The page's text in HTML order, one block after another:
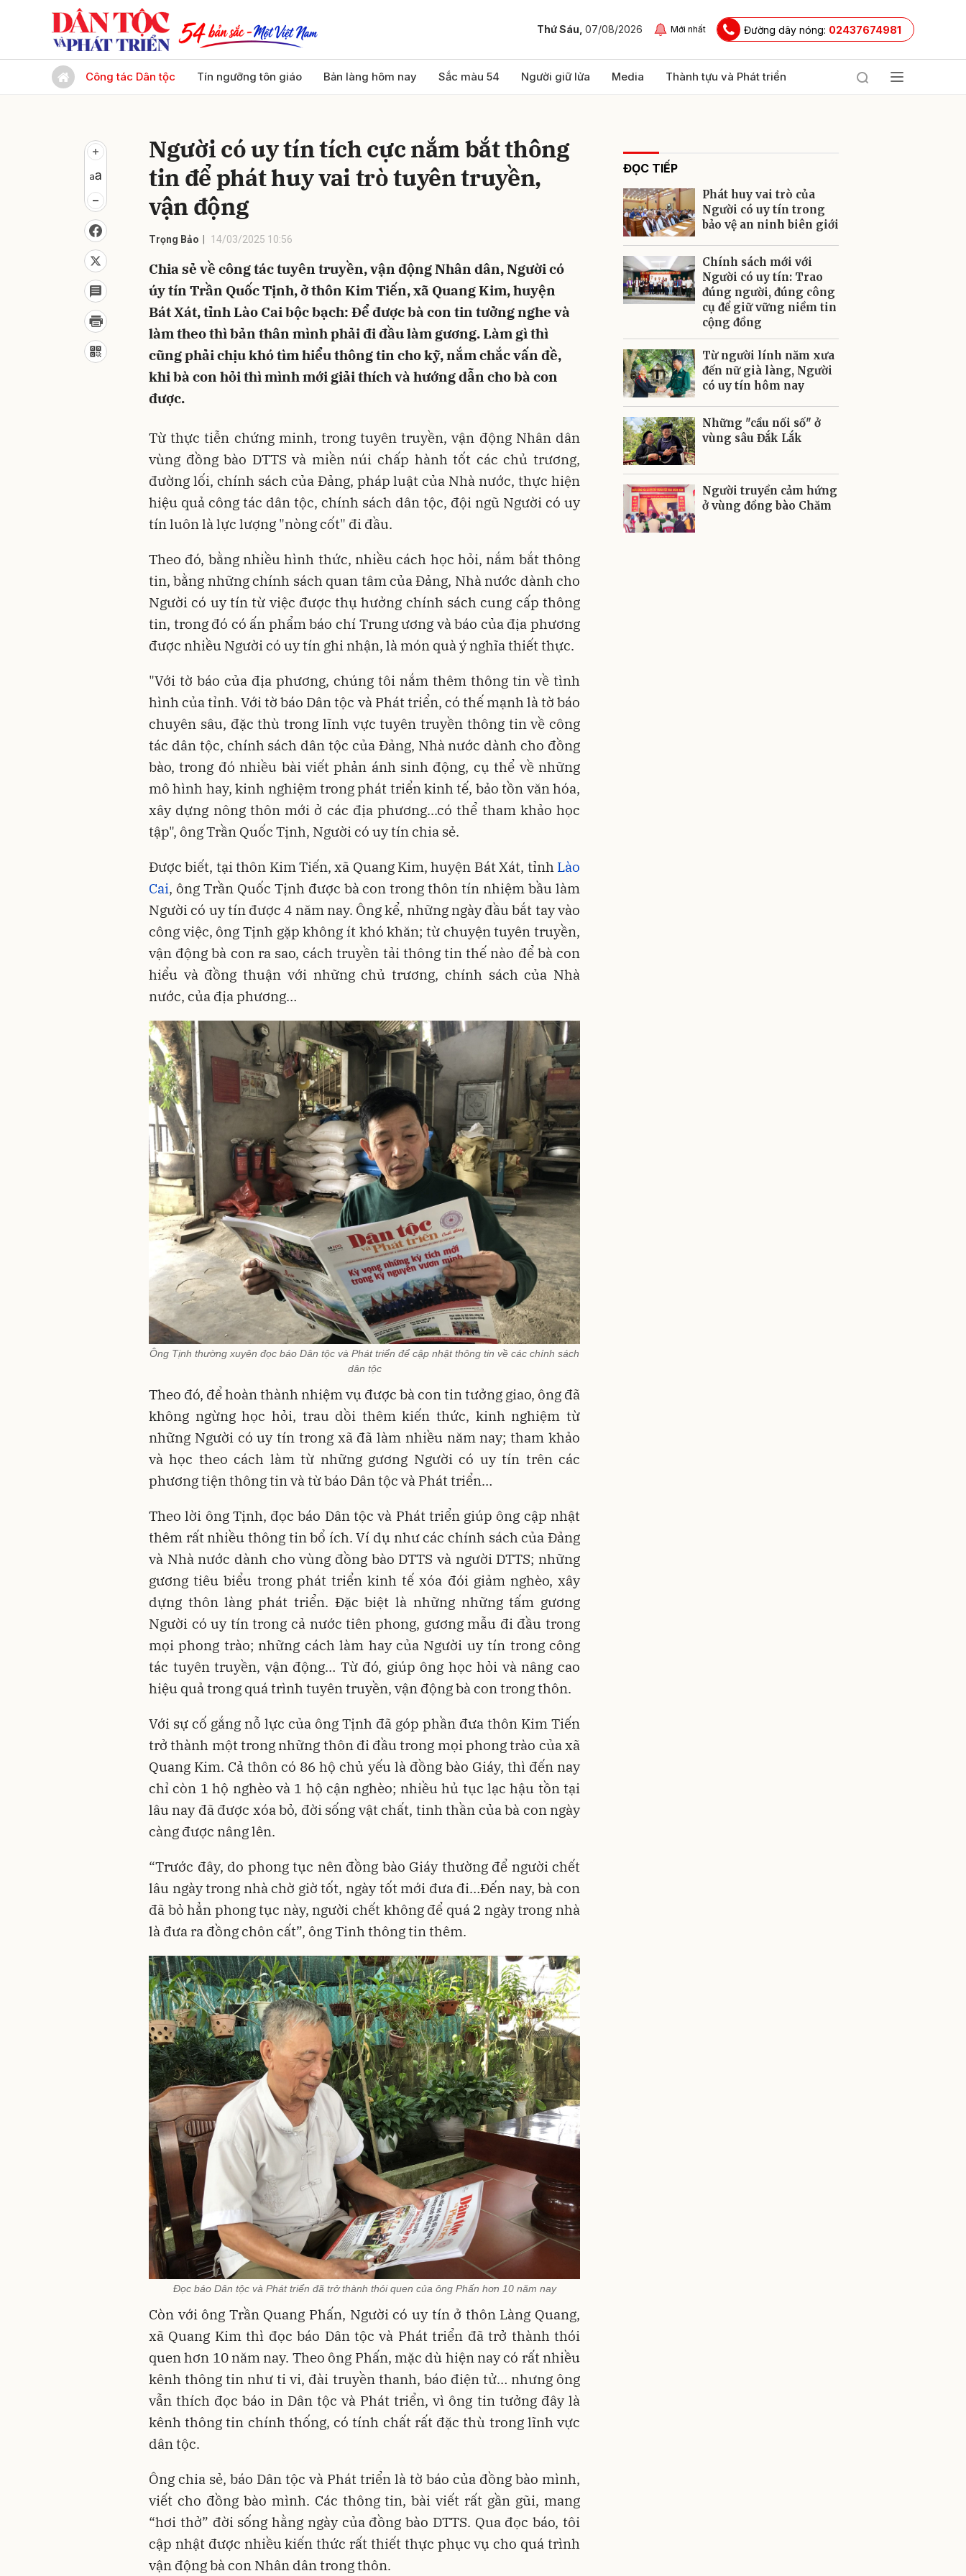
Thứ Sáu, 07/08/2026 Mới nhất Đường dây nóng: 02437674981
Công tác Dân tộc Tín ngưỡng tôn giáo Bản làng hôm nay Sắc màu 54 Người giữ lửa Media Thành tựu và Phát triển
Người có uy tín tích cực nắm bắt thông
tin để phát huy vai trò tuyên truyền,
vận động
Trọng Bảo 14/03/2025 10:56
Chia sẻ về công tác tuyên truyền, vận động Nhân dân, Người có
úy tín Trần Quốc Tịnh, ở thôn Kim Tiến, xã Quang Kim, huyện
Bát Xát, tỉnh Lào Cai bộc bạch: Để được bà con tin tưởng nghe và
làm theo thì bản thân mình phải đi đầu làm gương. Làm gì thì
cũng phải chịu khó tìm hiểu thông tin cho kỹ, nắm chắc vấn đề,
khi bà con hỏi thì mình mới giải thích và hướng dẫn cho bà con
được.
Từ thực tiễn chứng minh, trong tuyên truyền, vận động Nhân dân
vùng đồng bào DTTS và miền núi chấp hành tốt các chủ trương,
đường lối, chính sách của Đảng, pháp luật của Nhà nước, thực hiện
hiệu quả công tác dân tộc, chính sách dân tộc, đội ngũ Người có uy
tín luôn là lực lượng "nòng cốt" đi đầu.
Theo đó, bằng nhiều hình thức, nhiều cách học hỏi, nắm bắt thông
tin, bằng những chính sách quan tâm của Đảng, Nhà nước dành cho
Người có uy tín từ việc được thụ hưởng chính sách cung cấp thông
tin, trong đó có ấn phẩm báo chí Trung ương và báo của địa phương
được nhiều Người có uy tín ghi nhận, là món quà ý nghĩa thiết thực.
"Với tờ báo của địa phương, chúng tôi nắm thêm thông tin về tình
hình của tỉnh. Với tờ báo Dân tộc và Phát triển, có thế mạnh là tờ báo
chuyên sâu, đặc thù trong lĩnh vực tuyên truyền thông tin về công
tác dân tộc, chính sách dân tộc của Đảng, Nhà nước dành cho đồng
bào, trong đó nhiều bài viết phản ánh sinh động, cụ thể về những
mô hình hay, kinh nghiệm trong phát triển kinh tế, bảo tồn văn hóa,
xây dựng nông thôn mới ở các địa phương...có thể tham khảo học
tập", ông Trần Quốc Tịnh, Người có uy tín chia sẻ.
Được biết, tại thôn Kim Tiến, xã Quang Kim, huyện Bát Xát, tỉnh Lào
Cai, ông Trần Quốc Tịnh được bà con trong thôn tín nhiệm bầu làm
Người có uy tín được 4 năm nay. Ông kể, những ngày đầu bắt tay vào
công việc, ông Tịnh gặp không ít khó khăn; từ chuyện tuyên truyền,
vận động bà con ra sao, cách truyền tải thông tin thế nào để bà con
hiểu và đồng thuận với những chủ trương, chính sách của Nhà
nước, của địa phương…
Ông Tịnh thường xuyên đọc báo Dân tộc và Phát triển để cập nhật thông tin về các chính sách
dân tộc
Theo đó, để hoàn thành nhiệm vụ được bà con tin tưởng giao, ông đã
không ngừng học hỏi, trau dồi thêm kiến thức, kinh nghiệm từ
những Người có uy tín trong xã đã làm nhiều năm nay; tham khảo
và học theo cách làm từ những gương Người có uy tín trên các
phương tiện thông tin và từ báo Dân tộc và Phát triển…
Theo lời ông Tịnh, đọc báo Dân tộc và Phát triển giúp ông cập nhật
thêm rất nhiều thông tin bổ ích. Ví dụ như các chính sách của Đảng
và Nhà nước dành cho vùng đồng bào DTTS và người DTTS; những
gương tiêu biểu trong phát triển kinh tế xóa đói giảm nghèo, xây
dựng thôn làng phát triển. Đặc biệt là những những tấm gương
Người có uy tín trong cả nước tiên phong, gương mẫu đi đầu trong
mọi phong trào; những cách làm hay của Người uy tín trong công
tác tuyên truyền, vận động… Từ đó, giúp ông học hỏi và nâng cao
hiệu quả trong quá trình tuyên truyền, vận động bà con trong thôn.
Với sự cố gắng nỗ lực của ông Tịnh đã góp phần đưa thôn Kim Tiến
trở thành một trong những thôn đi đầu trong mọi phong trào của xã
Quang Kim. Cả thôn có 86 hộ chủ yếu là đồng bào Giáy, thì đến nay
chỉ còn 1 hộ nghèo và 1 hộ cận nghèo; nhiều hủ tục lạc hậu tồn tại
lâu nay đã được xóa bỏ, đời sống vật chất, tinh thần của bà con ngày
càng được nâng lên.
“Trước đây, do phong tục nên đồng bào Giáy thường để người chết
lâu ngày trong nhà chờ giờ tốt, ngày tốt mới đưa đi…Đến nay, bà con
đã bỏ hẳn phong tục này, người chết không để quá 2 ngày trong nhà
là đưa ra đồng chôn cất”, ông Tinh thông tin thêm.
Đọc báo Dân tộc và Phát triển đã trở thành thói quen của ông Phấn hơn 10 năm nay
Còn với ông Trần Quang Phấn, Người có uy tín ở thôn Làng Quang,
xã Quang Kim thì đọc báo Dân tộc và Phát triển đã trở thành thói
quen hơn 10 năm nay. Theo ông Phấn, mặc dù hiện nay có rất nhiều
kênh thông tin như ti vi, đài truyền thanh, báo điện tử… nhưng ông
vẫn thích đọc báo in Dân tộc và Phát triển, vì ông tin tưởng đây là
kênh thông tin chính thống, có tính chất rất đặc thù trong lĩnh vực
dân tộc.
Ông chia sẻ, báo Dân tộc và Phát triển là tờ báo của đồng bào mình,
viết cho đồng bào mình. Các thông tin, bài viết rất gần gũi, mang
“hơi thở” đời sống hằng ngày của đồng bào DTTS. Qua đọc báo, tôi
cập nhật được nhiều kiến thức rất thiết thực phục vụ cho quá trình
vận động bà con Nhân dân trong thôn.
ĐỌC TIẾP
Phát huy vai trò của
Người có uy tín trong
bảo vệ an ninh biên giới
Chính sách mới với
Người có uy tín: Trao
đúng người, đúng công
cụ để giữ vững niềm tin
cộng đồng
Từ người lính năm xưa
đến nữ già làng, Người
có uy tín hôm nay
Những "cầu nối số" ở
vùng sâu Đắk Lắk
Người truyền cảm hứng
ở vùng đồng bào Chăm
Gửi bình luận
Gửi